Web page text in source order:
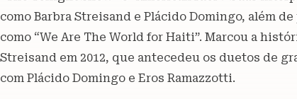
como Barbra Streisand e Plácido Domingo, além
como “We Are The World for Haiti”. Marcou a
Streisand em 2012, que antecedeu os duetos de
com Plácido Domingo e Eros Ramazzotti.